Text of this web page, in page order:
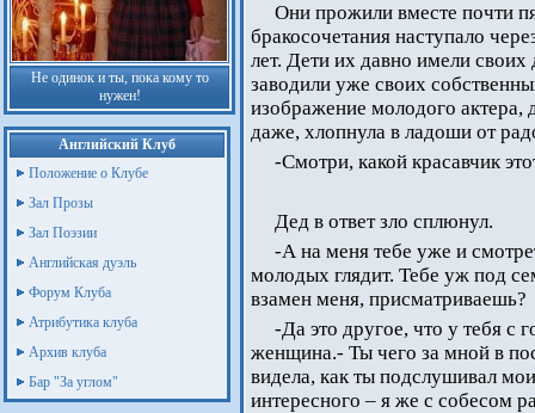
Не одинок и ты, пока кому то
нужен!
Английский Клуб
Положение о Клубе
Зал Прозы
Зал Поэзии
Английская дуэль
Форум Клуба
Атрибутика клуба
Архив клуба
Бар "За углом"
Они прожили вместе почти
бракосочетания наступало
лет. Дети их давно имели
заводили уже своих
изображение молодого актера,
даже, хлопнула в ладоши от
-Смотри, какой красавчик
Дед в ответ зло сплюнул.
-А на меня тебе уже и
молодых глядит. Тебе уж под
взамен меня, присматриваешь?
-Да это другое, что у тебя с
женщина.- Ты чего за мной в
видела, как ты подслушивал
интересного – я же с собесом